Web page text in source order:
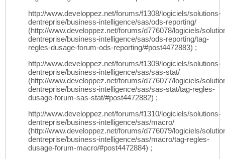
http://www.developpez.net/forums/f1308/logiciels/solutions-
dentreprise/business-intelligence/sas/ods-reporting/
(http://www.developpez.net/forums/d776078/logiciels/
dentreprise/business-intelligence/sas/ods-reporting/tag-
regles-dusage-forum-ods-reporting/#post4472883) ;
http://www.developpez.net/forums/f1309/logiciels/solutions-
dentreprise/business-intelligence/sas/sas-stat/
(http://www.developpez.net/forums/d776077/logiciels/
dentreprise/business-intelligence/sas/sas-stat/tag-regles-
dusage-forum-sas-stat/#post4472882) ;
http://www.developpez.net/forums/f1310/logiciels/solutions-
dentreprise/business-intelligence/sas/macro/
(http://www.developpez.net/forums/d776079/logiciels/
dentreprise/business-intelligence/sas/macro/tag-regles-
dusage-forum-macro/#post4472884) ;